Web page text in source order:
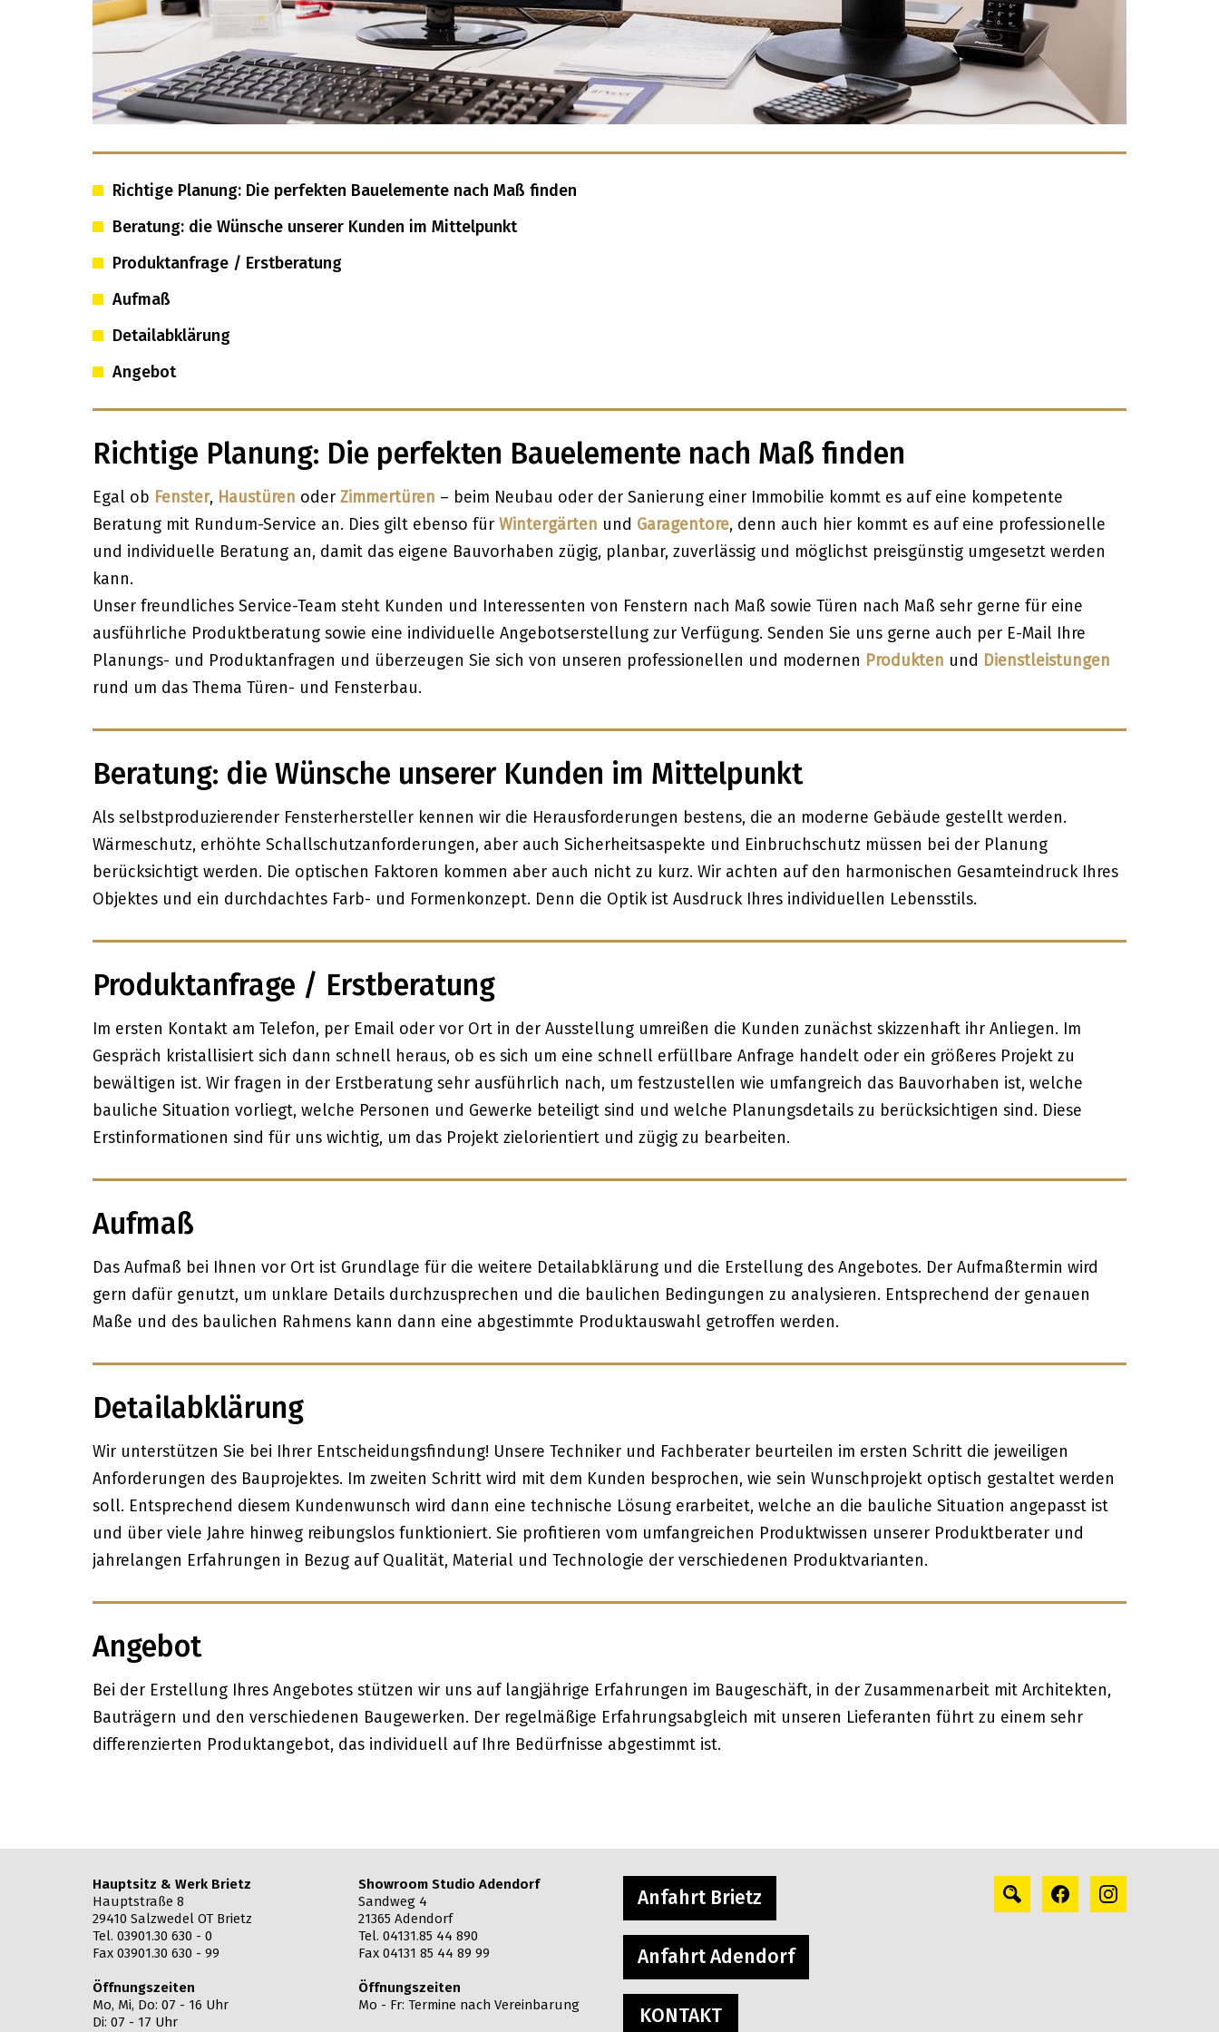
INSEKTENSCHUTZ
Pendeltür
Plissee
Lichtschachtabdeckung
Material
Partner
Richtige Planung: Die perfekten Bauelemente nach Maß finden
Beratung: die Wünsche unserer Kunden im Mittelpunkt
Produktanfrage / Erstberatung
Aufmaß
Detailabklärung
Angebot
Richtige Planung: Die perfekten Bauelemente nach Maß finden
Egal ob Fenster, Haustüren oder Zimmertüren – beim Neubau oder der Sanierung einer Immobilie kommt es auf eine kompetente
Beratung mit Rundum-Service an. Dies gilt ebenso für Wintergärten und Garagentore, denn auch hier kommt es auf eine professionelle
und individuelle Beratung an, damit das eigene Bauvorhaben zügig, planbar, zuverlässig und möglichst preisgünstig umgesetzt werden
kann.
Unser freundliches Service-Team steht Kunden und Interessenten von Fenstern nach Maß sowie Türen nach Maß sehr gerne für eine
ausführliche Produktberatung sowie eine individuelle Angebotserstellung zur Verfügung. Senden Sie uns gerne auch per E-Mail Ihre
Planungs- und Produktanfragen und überzeugen Sie sich von unseren professionellen und modernen Produkten und Dienstleistungen
rund um das Thema Türen- und Fensterbau.
Beratung: die Wünsche unserer Kunden im Mittelpunkt
Als selbstproduzierender Fensterhersteller kennen wir die Herausforderungen bestens, die an moderne Gebäude gestellt werden.
Wärmeschutz, erhöhte Schallschutzanforderungen, aber auch Sicherheitsaspekte und Einbruchschutz müssen bei der Planung
berücksichtigt werden. Die optischen Faktoren kommen aber auch nicht zu kurz. Wir achten auf den harmonischen Gesamteindruck Ihres
Objektes und ein durchdachtes Farb- und Formenkonzept. Denn die Optik ist Ausdruck Ihres individuellen Lebensstils.
Produktanfrage / Erstberatung
Im ersten Kontakt am Telefon, per Email oder vor Ort in der Ausstellung umreißen die Kunden zunächst skizzenhaft ihr Anliegen. Im
Gespräch kristallisiert sich dann schnell heraus, ob es sich um eine schnell erfüllbare Anfrage handelt oder ein größeres Projekt zu
bewältigen ist. Wir fragen in der Erstberatung sehr ausführlich nach, um festzustellen wie umfangreich das Bauvorhaben ist, welche
bauliche Situation vorliegt, welche Personen und Gewerke beteiligt sind und welche Planungsdetails zu berücksichtigen sind. Diese
Erstinformationen sind für uns wichtig, um das Projekt zielorientiert und zügig zu bearbeiten.
Aufmaß
Das Aufmaß bei Ihnen vor Ort ist Grundlage für die weitere Detailabklärung und die Erstellung des Angebotes. Der Aufmaßtermin wird
gern dafür genutzt, um unklare Details durchzusprechen und die baulichen Bedingungen zu analysieren. Entsprechend der genauen
Maße und des baulichen Rahmens kann dann eine abgestimmte Produktauswahl getroffen werden.
Detailabklärung
Wir unterstützen Sie bei Ihrer Entscheidungsfindung! Unsere Techniker und Fachberater beurteilen im ersten Schritt die jeweiligen
Anforderungen des Bauprojektes. Im zweiten Schritt wird mit dem Kunden besprochen, wie sein Wunschprojekt optisch gestaltet werden
soll. Entsprechend diesem Kundenwunsch wird dann eine technische Lösung erarbeitet, welche an die bauliche Situation angepasst ist
und über viele Jahre hinweg reibungslos funktioniert. Sie profitieren vom umfangreichen Produktwissen unserer Produktberater und
jahrelangen Erfahrungen in Bezug auf Qualität, Material und Technologie der verschiedenen Produktvarianten.
Angebot
Bei der Erstellung Ihres Angebotes stützen wir uns auf langjährige Erfahrungen im Baugeschäft, in der Zusammenarbeit mit Architekten,
Bauträgern und den verschiedenen Baugewerken. Der regelmäßige Erfahrungsabgleich mit unseren Lieferanten führt zu einem sehr
differenzierten Produktangebot, das individuell auf Ihre Bedürfnisse abgestimmt ist.
Hauptsitz & Werk Brietz
Hauptstraße 8
29410 Salzwedel OT Brietz
Tel. 03901.30 630 - 0
Fax 03901.30 630 - 99
Öffnungszeiten
Mo, Mi, Do: 07 - 16 Uhr
Di: 07 - 17 Uhr
Showroom Studio Adendorf
Sandweg 4
21365 Adendorf
Tel. 04131.85 44 890
Fax 04131 85 44 89 99
Öffnungszeiten
Mo - Fr: Termine nach Vereinbarung
Anfahrt Brietz
Anfahrt Adendorf
KONTAKT